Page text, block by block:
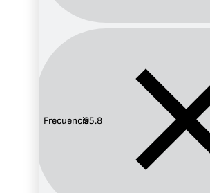
Frecuencia:
Provincia
Frecuencia:95.8